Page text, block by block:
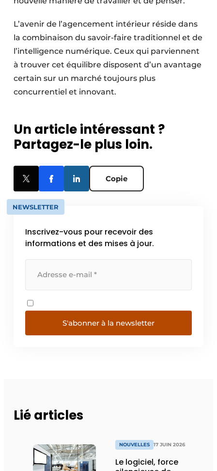
L’avenir de l’agencement intérieur réside dans
la combinaison du savoir-faire traditionnel et de
l’intelligence numérique. Ceux qui parviennent
à trouver cet équilibre disposent d’un avantage
certain sur un marché toujours plus
concurrentiel et innovant.
Un article intéressant ?
Partagez-le plus loin.
Copie
NEWSLETTER
Inscrivez-vous pour recevoir des
informations et des mises à jour.
S'abonner à la newsletter
Lié articles
NOUVELLES 17 JUIN 2026
Le logiciel, force